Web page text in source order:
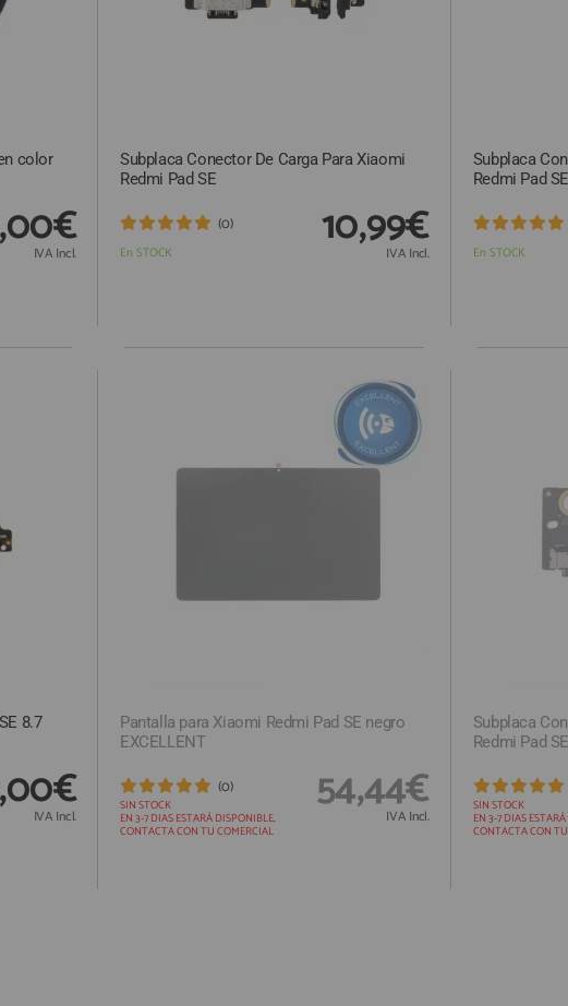
color
IVA Incl.
Subplaca Conector De Carga Para Xiaomi
Redmi Pad SE
En STOCK
(0) 10,99€
IVA Incl.
Subplaca
Redmi Pad
En STOCK
8.7
IVA Incl.
Pantalla para Xiaomi Redmi Pad SE negro
EXCELLENT
SIN STOCK
EN 3-7 DIAS ESTARÁ DISPONIBLE,
CONTACTA CON TU COMERCIAL
(0) 54,44€
IVA Incl.
Subplaca
Redmi Pad
SIN STOCK
EN 3-7 DIAS
CONTACTA CON